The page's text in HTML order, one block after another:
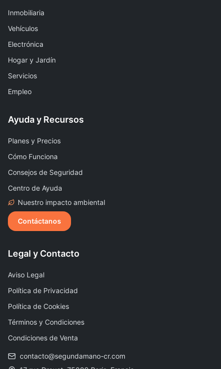
Inmobiliaria
Vehículos
Electrónica
Hogar y Jardín
Servicios
Empleo
Ayuda y Recursos
Planes y Precios
Cómo Funciona
Consejos de Seguridad
Centro de Ayuda
Nuestro impacto ambiental
Contáctanos
Legal y Contacto
Aviso Legal
Política de Privacidad
Política de Cookies
Términos y Condiciones
Condiciones de Venta
contacto@segundamano-cr.com